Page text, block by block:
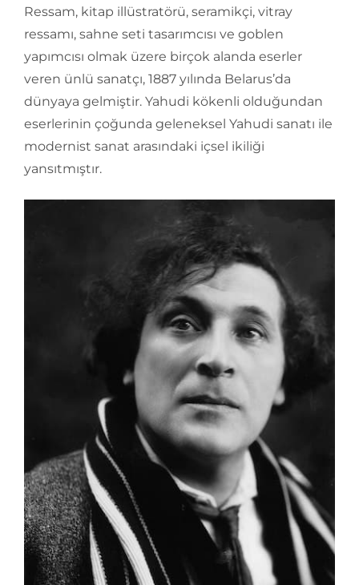
Ressam, kitap illüstratörü, seramikçi, vitray
ressamı, sahne seti tasarımcısı ve goblen
yapımcısı olmak üzere birçok alanda eserler
veren ünlü sanatçı, 1887 yılında Belarus’da
dünyaya gelmiştir. Yahudi kökenli olduğundan
eserlerinin çoğunda geleneksel Yahudi sanatı ile
modernist sanat arasındaki içsel ikiliği
yansıtmıştır.